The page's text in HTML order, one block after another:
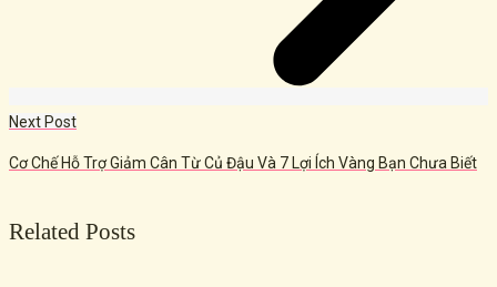
Next Post
Cơ Chế Hỗ Trợ Giảm Cân Từ Củ Đậu Và 7 Lợi Ích Vàng Bạn Chưa Biết
Related Posts